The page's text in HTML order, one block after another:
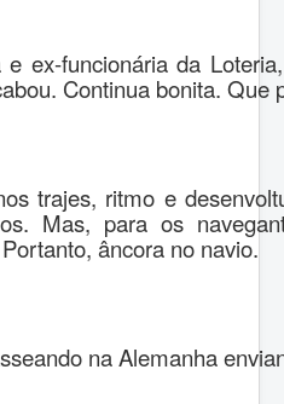
ex-funcionária da
Continua bonita. Que
trajes, ritmo e
Mas, para os
âncora no navio.
na Alemanha